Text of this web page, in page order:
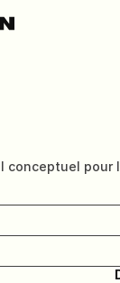
conceptuel pour